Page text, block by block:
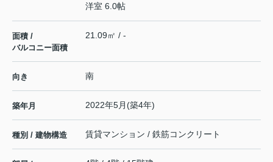
洋室 6.0帖
面積 /
バルコニー面積
21.09㎡ / -
向き 南
築年月 2022年5月(築4年)
種別 / 建物構造 賃貸マンション / 鉄筋コンクリート